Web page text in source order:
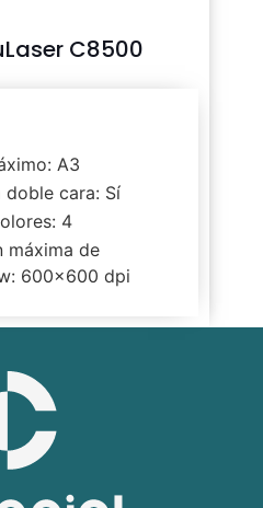
C8500
A3
cara: Sí
4
máxima de
600x600 dpi